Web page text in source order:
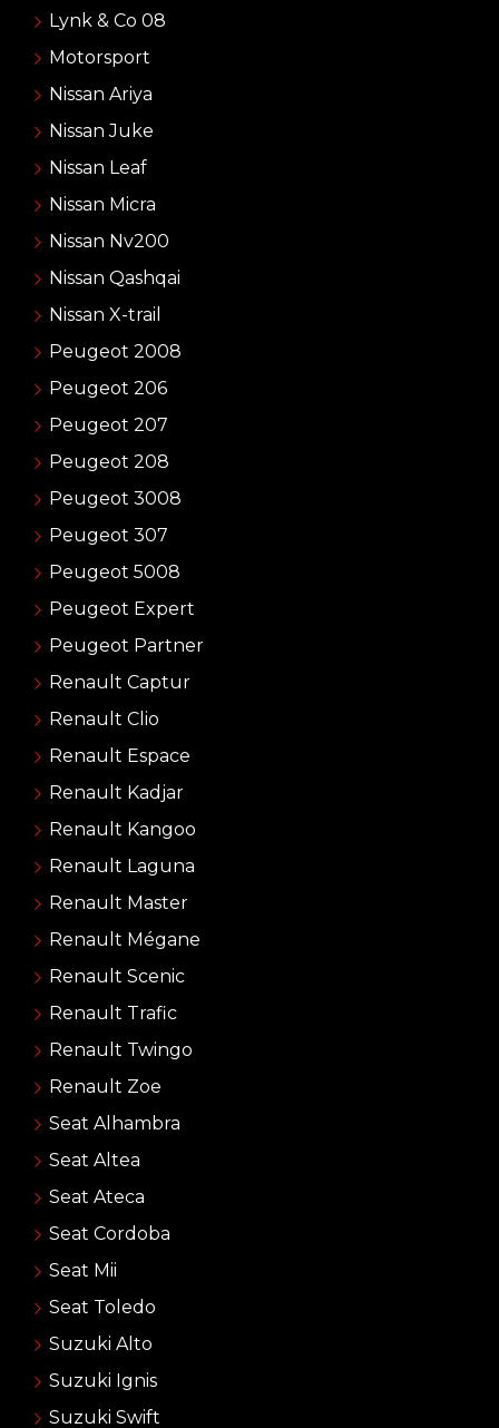
Lynk & Co 08
Motorsport
Nissan Ariya
Nissan Juke
Nissan Leaf
Nissan Micra
Nissan Nv200
Nissan Qashqai
Nissan X-trail
Peugeot 2008
Peugeot 206
Peugeot 207
Peugeot 208
Peugeot 3008
Peugeot 307
Peugeot 5008
Peugeot Expert
Peugeot Partner
Renault Captur
Renault Clio
Renault Espace
Renault Kadjar
Renault Kangoo
Renault Laguna
Renault Master
Renault Mégane
Renault Scenic
Renault Trafic
Renault Twingo
Renault Zoe
Seat Alhambra
Seat Altea
Seat Ateca
Seat Cordoba
Seat Mii
Seat Toledo
Suzuki Alto
Suzuki Ignis
Suzuki Swift